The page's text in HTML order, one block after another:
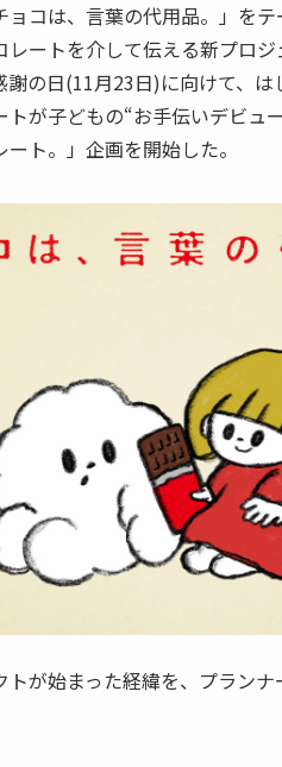
ョコは、言葉の代用品。」を
レートを介して伝える新プロ
謝の日(11月23日)に向けて、
トが子どもの“お手伝いデビュ
ト。」企画を開始した。
トが始まった経緯を、プラン